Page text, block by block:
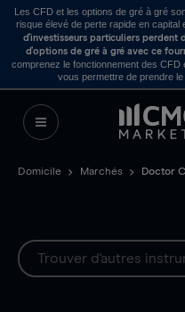
Les CFD et les options de gré à gré
risque élevé de perte rapide en capital
d’investisseurs particuliers perdent
d’options de gré à gré avec ce
comprenez le fonctionnement des
vous permettre de prendre
Domicile Marchés Doctor